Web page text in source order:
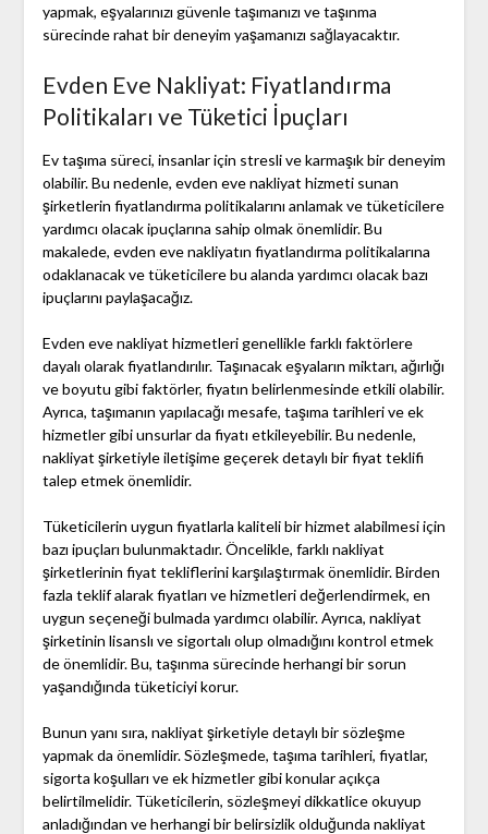
yapmak, eşyalarınızı güvenle taşımanızı ve taşınma
sürecinde rahat bir deneyim yaşamanızı sağlayacaktır.
Evden Eve Nakliyat: Fiyatlandırma
Politikaları ve Tüketici İpuçları
Ev taşıma süreci, insanlar için stresli ve karmaşık bir deneyim
olabilir. Bu nedenle, evden eve nakliyat hizmeti sunan
şirketlerin fiyatlandırma politikalarını anlamak ve tüketicilere
yardımcı olacak ipuçlarına sahip olmak önemlidir. Bu
makalede, evden eve nakliyatın fiyatlandırma politikalarına
odaklanacak ve tüketicilere bu alanda yardımcı olacak bazı
ipuçlarını paylaşacağız.
Evden eve nakliyat hizmetleri genellikle farklı faktörlere
dayalı olarak fiyatlandırılır. Taşınacak eşyaların miktarı, ağırlığı
ve boyutu gibi faktörler, fiyatın belirlenmesinde etkili olabilir.
Ayrıca, taşımanın yapılacağı mesafe, taşıma tarihleri ve ek
hizmetler gibi unsurlar da fiyatı etkileyebilir. Bu nedenle,
nakliyat şirketiyle iletişime geçerek detaylı bir fiyat teklifi
talep etmek önemlidir.
Tüketicilerin uygun fiyatlarla kaliteli bir hizmet alabilmesi için
bazı ipuçları bulunmaktadır. Öncelikle, farklı nakliyat
şirketlerinin fiyat tekliflerini karşılaştırmak önemlidir. Birden
fazla teklif alarak fiyatları ve hizmetleri değerlendirmek, en
uygun seçeneği bulmada yardımcı olabilir. Ayrıca, nakliyat
şirketinin lisanslı ve sigortalı olup olmadığını kontrol etmek
de önemlidir. Bu, taşınma sürecinde herhangi bir sorun
yaşandığında tüketiciyi korur.
Bunun yanı sıra, nakliyat şirketiyle detaylı bir sözleşme
yapmak da önemlidir. Sözleşmede, taşıma tarihleri, fiyatlar,
sigorta koşulları ve ek hizmetler gibi konular açıkça
belirtilmelidir. Tüketicilerin, sözleşmeyi dikkatlice okuyup
anladığından ve herhangi bir belirsizlik olduğunda nakliyat